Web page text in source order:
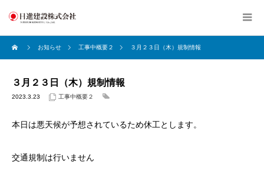
お知らせ 工事中概要２ ３月２３日（木）規制情報
３月２３日（木）規制情報
2023.3.23 工事中概要２
本日は悪天候が予想されているため休工とします。
交通規制は行いません